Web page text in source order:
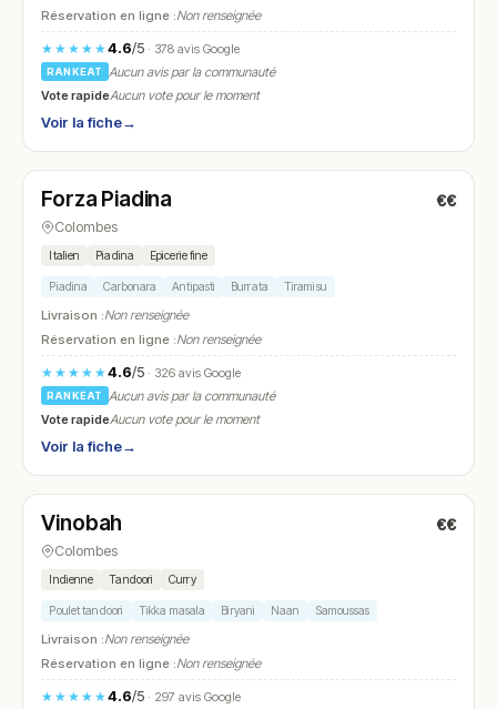
Réservation en ligne :Non renseignée
★★★★★4.6/5· 378 avis Google
RANKEAT
Aucun avis par la communauté
Vote rapideAucun vote pour le moment
Voir la fiche→
N° 16
Forza Piadina €€
Colombes
Italien Piadina Epicerie fine
Piadina Carbonara Antipasti Burrata Tiramisu
Livraison :Non renseignée
Réservation en ligne :Non renseignée
★★★★★4.6/5· 326 avis Google
RANKEAT
Aucun avis par la communauté
Vote rapideAucun vote pour le moment
Voir la fiche→
N° 17
Vinobah €€
Colombes
Indienne Tandoori Curry
Poulet tandoori Tikka masala Biryani Naan Samoussas
Livraison :Non renseignée
Réservation en ligne :Non renseignée
★★★★★4.6/5· 297 avis Google